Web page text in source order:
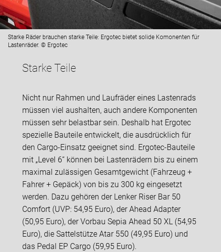
Starke Räder brauchen starke Teile: Ergotec bietet solide Komonenten für
Lastenräder. © Ergotec
Starke Teile
Nicht nur Rahmen und Laufräder eines Lastenrads
müssen viel aushalten, auch andere Komponenten
müssen sehr belastbar sein. Deshalb hat Ergotec
spezielle Bauteile entwickelt, die ausdrücklich für
den Cargo-Einsatz geeignet sind. Ergotec-Bauteile
mit „Level 6“ können bei Lastenrädern bis zu einem
maximal zulässigen Gesamtgewicht (Fahrzeug +
Fahrer + Gepäck) von bis zu 300 kg eingesetzt
werden. Dazu gehören der Lenker Riser Bar 50
Comfort (UVP: 54,95 Euro), der Ahead Adapter
(50,95 Euro), der Vorbau Sepia Ahead 50 XL (54,95
Euro), die Sattelstütze Atar 550 (49,95 Euro) und
das Pedal EP Cargo (59,95 Euro).